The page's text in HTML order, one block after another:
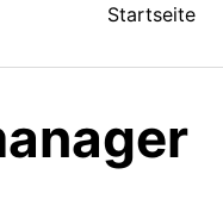
Startseite